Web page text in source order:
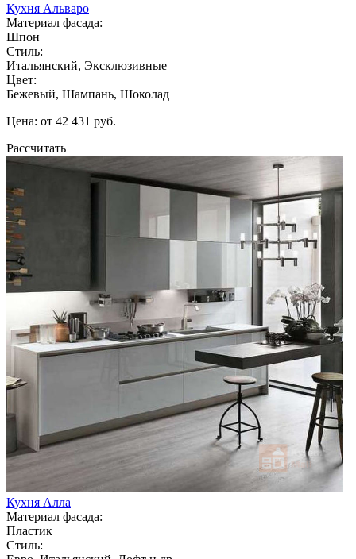
Кухня Альваро
Материал фасада:
Шпон
Стиль:
Итальянский, Эксклюзивные
Цвет:
Бежевый, Шампань, Шоколад
Цена: от 42 431 руб.
Рассчитать
Кухня Алла
Материал фасада:
Пластик
Стиль: